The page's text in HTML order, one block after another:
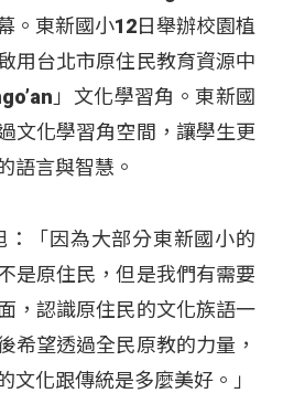
。東新國小12日舉辦校園植
用台北市原住民教育資源中
」文化學習角。東新國
文化學習角空間，讓學生更
語言與智慧。
：「因為大部分東新國小的
是原住民，但是我們有需要
，認識原住民的文化族語一
希望透過全民原教的力量，
文化跟傳統是多麼美好。」